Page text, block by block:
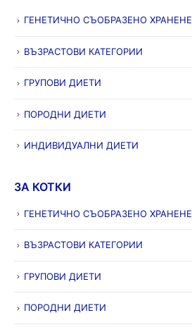
ГЕНЕТИЧНО СЪОБРАЗЕНО ХРАНЕНЕ
ВЪЗРАСТОВИ КАТЕГОРИИ
ГРУПОВИ ДИЕТИ
ПОРОДНИ ДИЕТИ
ИНДИВИДУАЛНИ ДИЕТИ
ЗА КОТКИ
ГЕНЕТИЧНО СЪОБРАЗЕНО ХРАНЕНЕ
ВЪЗРАСТОВИ КАТЕГОРИИ
ГРУПОВИ ДИЕТИ
ПОРОДНИ ДИЕТИ